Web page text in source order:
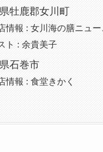
牡鹿郡女川町
情報 : 女川海の膳ニュー
ト : 余貴美子
石巻市
情報 : 食堂きかく